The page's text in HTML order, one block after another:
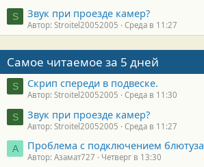
S Звук при проезде камер?
Автор: Stroitel20052005 Среда в 11:27
Самое читаемое за 5 дней
S Скрип спереди в подвеске.
Автор: Stroitel20052005 Среда в 11:30
S Звук при проезде камер?
Автор: Stroitel20052005 Среда в 11:27
А Проблема с подключением блютуза
Автор: Азамат727 Четверг в 13:30